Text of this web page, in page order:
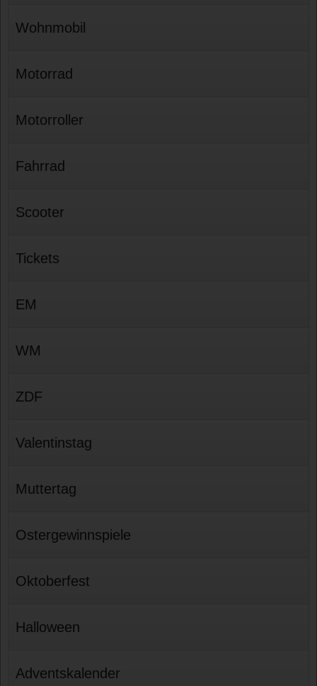
Wohnmobil
Motorrad
Motorroller
Fahrrad
Scooter
Tickets
EM
WM
ZDF
Valentinstag
Muttertag
Ostergewinnspiele
Oktoberfest
Halloween
Adventskalender